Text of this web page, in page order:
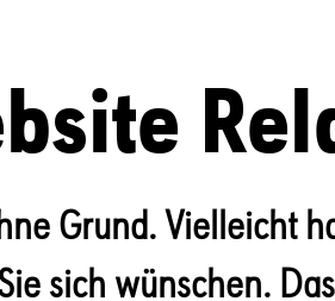
Grund. Vielleicht
sich wünschen.